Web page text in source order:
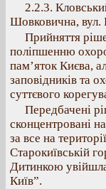
2.2.3.
Шовковична, вул.
Прийняття
поліпшенню
пам’яток Києва,
заповідників та
суттєвого
Передбачені
сконцентровані
за все на
Старокиївській
Дитинкою
Київ”.